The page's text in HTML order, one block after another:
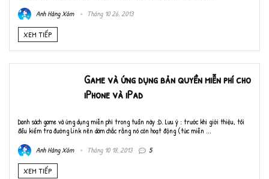
Anh Hàng Xóm
Tháng 10 26, 2013
XEM TIẾP
Game và ứng dụng bản quyền miễn phí cho
iPhone và iPad
Danh sách game và ứng dụng miễn phí trong tuần này :D. Lưu ý : trước khi giới thiệu, tôi
đều kiểm tra đường link nên dám chắc rằng nó còn hoạt động (tức miễn ...
Anh Hàng Xóm
Tháng 10 18, 2013 5
XEM TIẾP